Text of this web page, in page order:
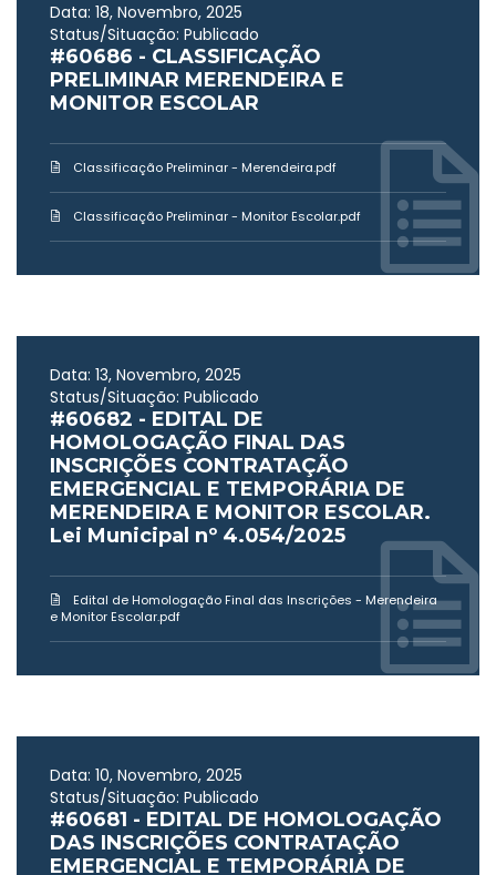
Data: 18, Novembro, 2025
Status/Situação: Publicado
#60686 - CLASSIFICAÇÃO
PRELIMINAR MERENDEIRA E
MONITOR ESCOLAR
Classificação Preliminar - Merendeira.pdf
Classificação Preliminar - Monitor Escolar.pdf
Data: 13, Novembro, 2025
Status/Situação: Publicado
#60682 - EDITAL DE
HOMOLOGAÇÃO FINAL DAS
INSCRIÇÕES CONTRATAÇÃO
EMERGENCIAL E TEMPORÁRIA DE
MERENDEIRA E MONITOR ESCOLAR.
Lei Municipal nº 4.054/2025
Edital de Homologação Final das Inscrições - Merendeira
e Monitor Escolar.pdf
Data: 10, Novembro, 2025
Status/Situação: Publicado
#60681 - EDITAL DE HOMOLOGAÇÃO
DAS INSCRIÇÕES CONTRATAÇÃO
EMERGENCIAL E TEMPORÁRIA DE